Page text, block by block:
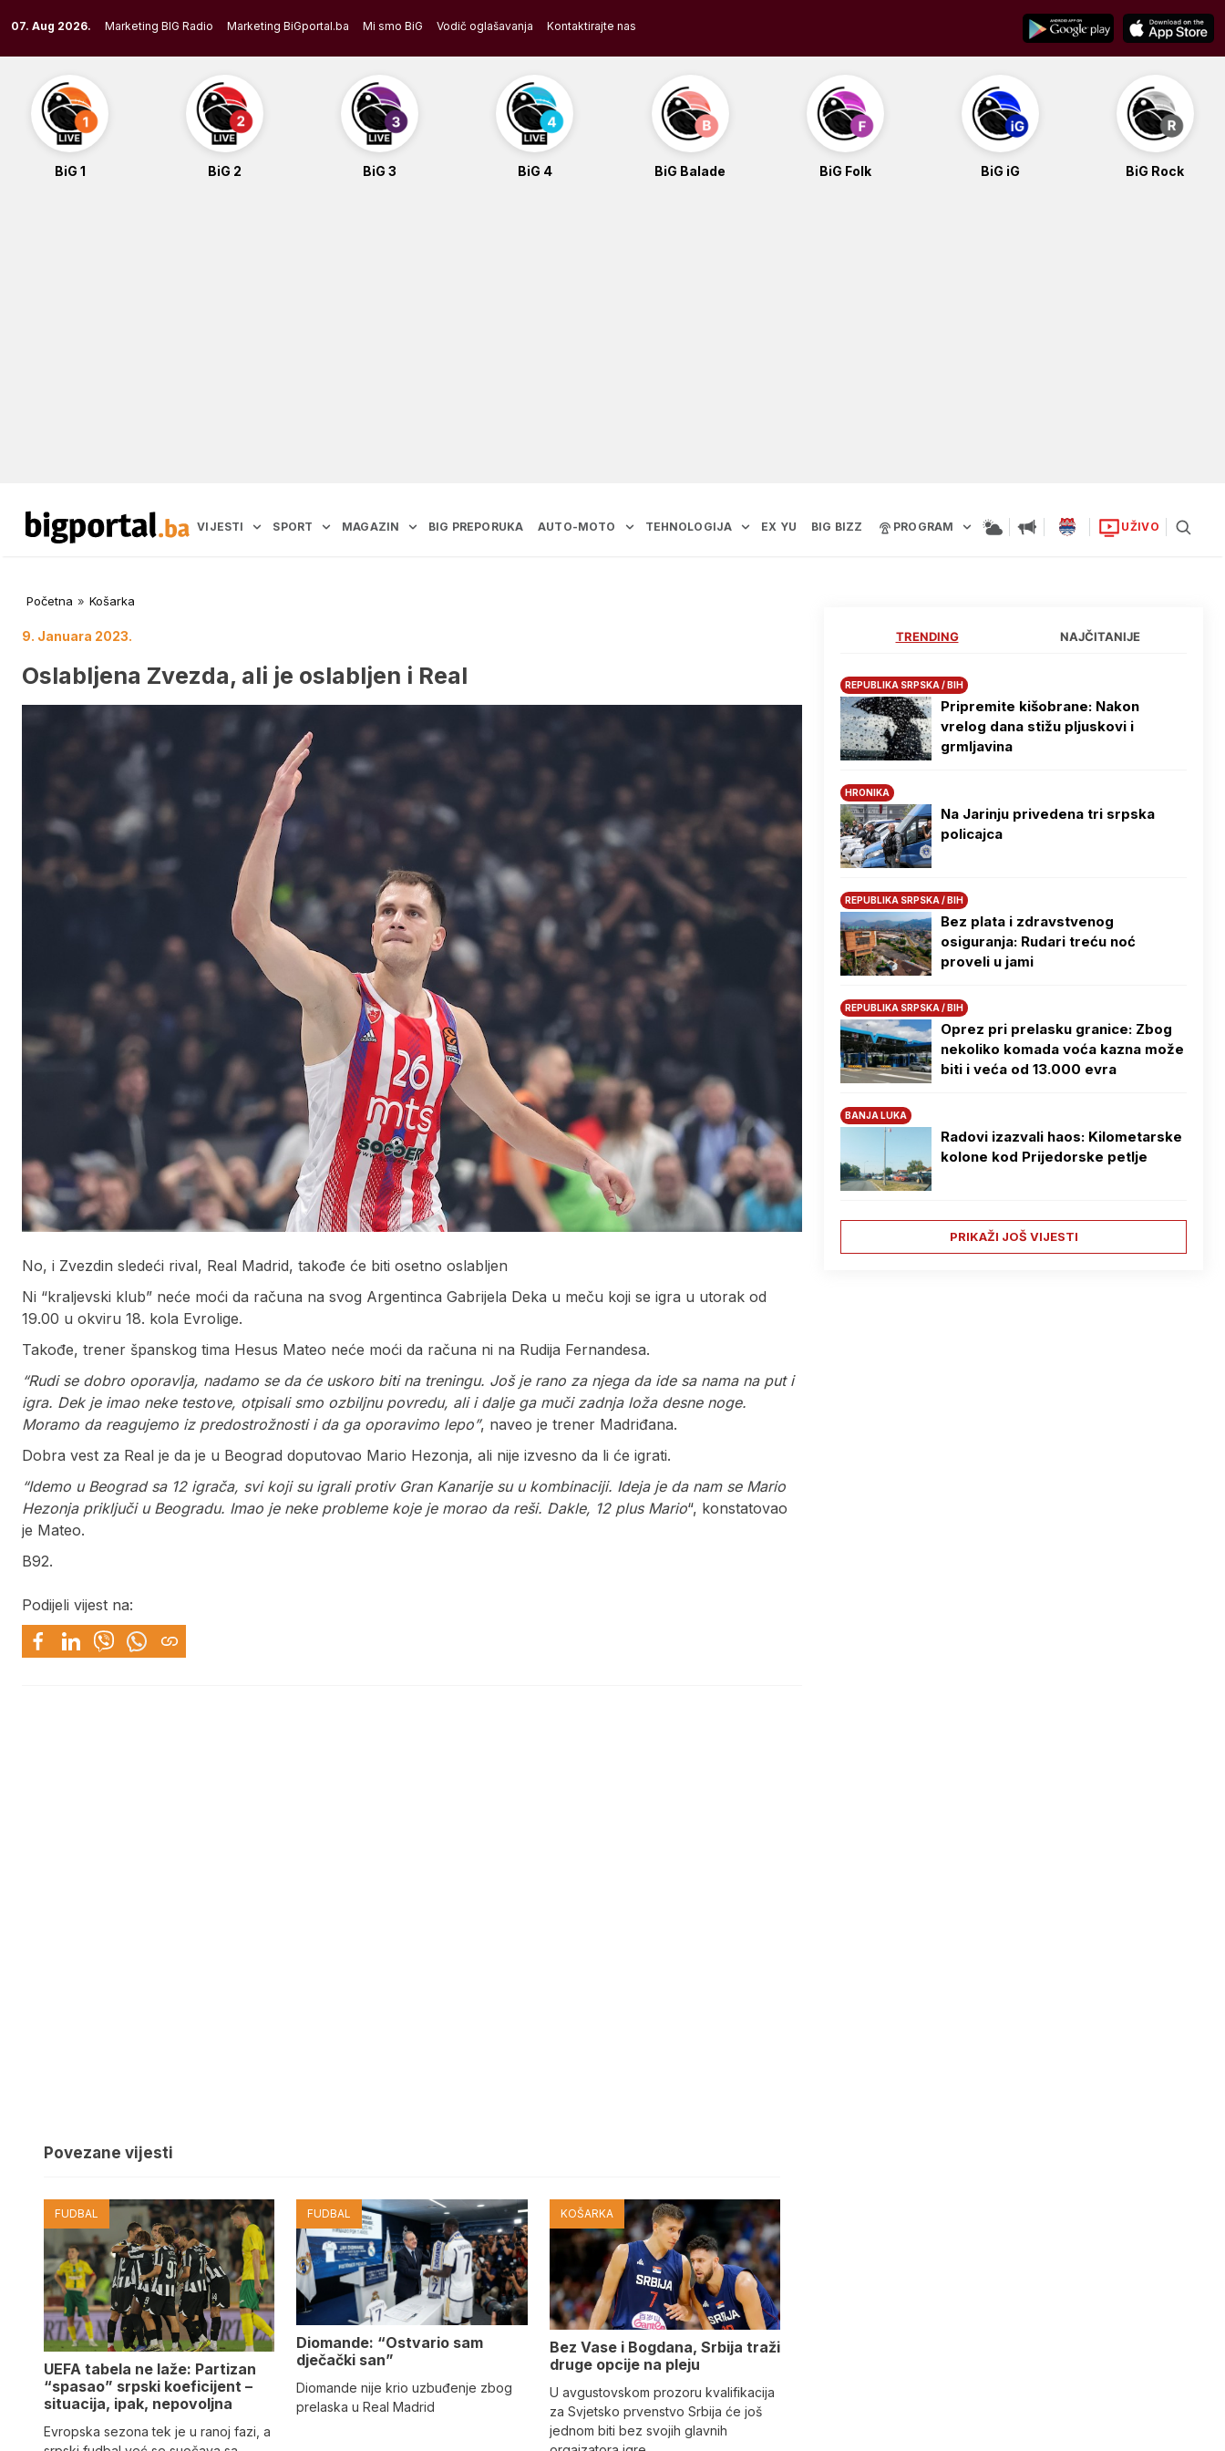
to
content
07. Aug 2026. Marketing BIG Radio Marketing BiGportal.ba Mi smo BiG Vodič oglašavanja Kontaktirajte nas
BiG 1 BiG 2 BiG 3 BiG 4 BiG Balade BiG Folk BiG iG BiG Rock
VIJESTI SPORT MAGAZIN BIG PREPORUKA AUTO-MOTO TEHNOLOGIJA EX YU BIG BIZZ PROGRAM UŽIVO
Početna » Košarka
9. Januara 2023.
Oslabljena Zvezda, ali je oslabljen i Real
No, i Zvezdin sledeći rival, Real Madrid, takođe će biti osetno oslabljen
Ni “kraljevski klub” neće moći da računa na svog Argentinca Gabrijela Deka u meču koji se igra u utorak od
19.00 u okviru 18. kola Evrolige.
Takođe, trener španskog tima Hesus Mateo neće moći da računa ni na Rudija Fernandesa.
“Rudi se dobro oporavlja, nadamo se da će uskoro biti na treningu. Još je rano za njega da ide sa nama na put i
igra. Dek je imao neke testove, otpisali smo ozbiljnu povredu, ali i dalje ga muči zadnja loža desne noge.
Moramo da reagujemo iz predostrožnosti i da ga oporavimo lepo”, naveo je trener Madriđana.
Dobra vest za Real je da je u Beograd doputovao Mario Hezonja, ali nije izvesno da li će igrati.
“Idemo u Beograd sa 12 igrača, svi koji su igrali protiv Gran Kanarije su u kombinaciji. Ideja je da nam se Mario
Hezonja priključi u Beogradu. Imao je neke probleme koje je morao da reši. Dakle, 12 plus Mario“, konstatovao
je Mateo.
B92.
Podijeli vijest na:
Povezane vijesti
FUDBAL
UEFA tabela ne laže: Partizan
“spasao” srpski koeficijent –
situacija, ipak, nepovoljna
Evropska sezona tek je u ranoj fazi, a
FUDBAL
Diomande: “Ostvario sam
dječački san”
Diomande nije krio uzbuđenje zbog
prelaska u Real Madrid
KOŠARKA
Bez Vase i Bogdana, Srbija traži
druge opcije na pleju
U avgustovskom prozoru kvalifikacija
za Svjetsko prvenstvo Srbija će još
jednom biti bez svojih glavnih
TRENDING NAJČITANIJE
REPUBLIKA SRPSKA / BIH
Pripremite kišobrane: Nakon
vrelog dana stižu pljuskovi i
grmljavina
HRONIKA
Na Јarinju privedena tri srpska
policajca
REPUBLIKA SRPSKA / BIH
Bez plata i zdravstvenog
osiguranja: Rudari treću noć
proveli u jami
REPUBLIKA SRPSKA / BIH
Oprez pri prelasku granice: Zbog
nekoliko komada voća kazna može
biti i veća od 13.000 evra
BANJA LUKA
Radovi izazvali haos: Kilometarske
kolone kod Prijedorske petlje
PRIKAŽI JOŠ VIJESTI